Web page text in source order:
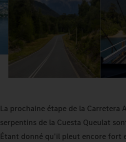
La prochaine étape de la Carretera
serpentins de la Cuesta Queulat
Étant donné qu'il pleut encore fort